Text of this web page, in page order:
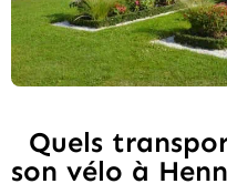
Quels
son vélo à